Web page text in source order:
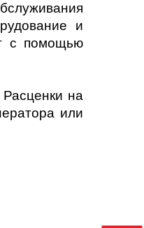
и
с помощью
на
или